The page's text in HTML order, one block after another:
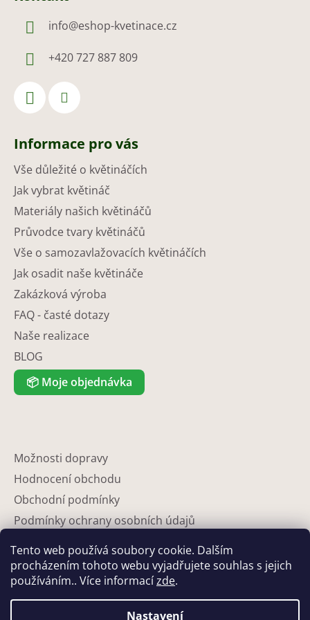
Tento web používá soubory cookie. Dalším
procházením tohoto webu vyjadřujete souhlas s jejich
používáním.. Více informacízde.
Nastavení
info@eshop-kvetinace.cz
+420 727 887 809
Informace pro vás
Vše důležité o květináčích
Jak vybrat květináč
Materiály našich květináčů
Průvodce tvary květináčů
Vše o samozavlažovacích květináčích
Jak osadit naše květináče
Zakázková výroba
FAQ - časté dotazy
Naše realizace
BLOG
📦 Moje objednávka
Možnosti dopravy
Hodnocení obchodu
Obchodní podmínky
Podmínky ochrany osobních údajů
Partneři
Kontakty